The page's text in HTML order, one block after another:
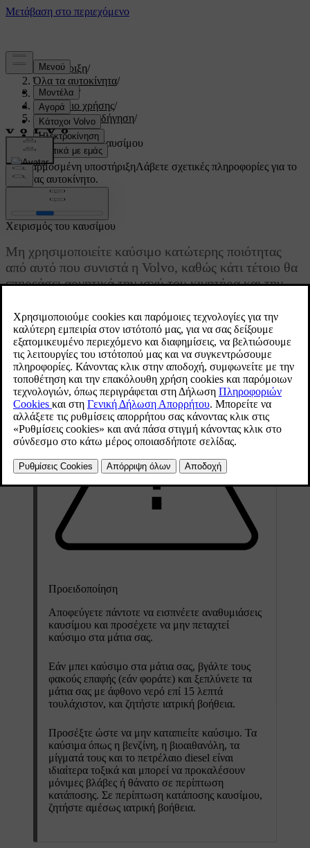
Υποστήριξη/
Όλα τα αυτοκίνητα/
V60 2022 /
Εγχειρίδιο χρήσης/
Εκκίνηση και οδήγηση/
Καύσιμο/
Χειρισμός του καυσίμου
Προσαρμοσμένη υποστήριξηΛάβετε σχετικές πληροφορίες για το
δικό σας αυτοκίνητο.
Ενημερώθηκε 19/10/2021
Χειρισμός του καυσίμου
Μη χρησιμοποιείτε καύσιμο κατώτερης ποιότητας
από αυτό που συνιστά η Volvo, καθώς κάτι τέτοιο θα
επηρεάσει αρνητικά την ισχύ του κινητήρα και την
Προειδοποίηση
Αποφεύγετε πάντοτε να εισπνέετε αναθυμιάσεις
καυσίμου και προσέχετε να μην πεταχτεί
καύσιμο στα μάτια σας.
Εάν μπει καύσιμο στα μάτια σας, βγάλτε τους
φακούς επαφής (εάν φοράτε) και ξεπλύνετε τα
μάτια σας με άφθονο νερό επί 15 λεπτά
τουλάχιστον, και ζητήστε ιατρική βοήθεια.
Προσέξτε ώστε να μην καταπιείτε καύσιμο. Τα
καύσιμα όπως η βενζίνη, η βιοαιθανόλη, τα
μίγματά τους και το πετρέλαιο diesel είναι
ιδιαίτερα τοξικά και μπορεί να προκαλέσουν
μόνιμες βλάβες ή θάνατο σε περίπτωση
κατάποσης. Σε περίπτωση κατάποσης καυσίμου,
ζητήστε αμέσως ιατρική βοήθεια.